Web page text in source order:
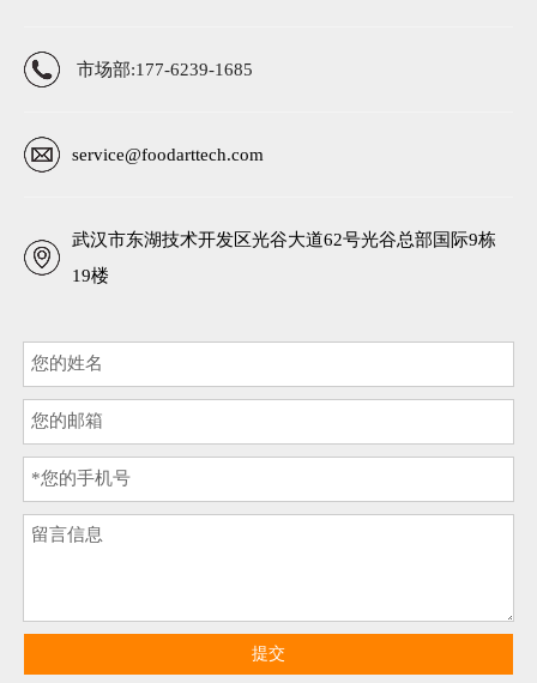
市场部:177-6239-1685
service@foodarttech.com
武汉市东湖技术开发区光谷大道62号光谷总部国际9栋
19楼
提交